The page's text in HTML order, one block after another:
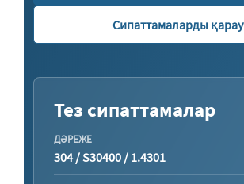
Сипаттамаларды қарау
Тез сипаттамалар
ДӘРЕЖЕ
304 / S30400 / 1.4301